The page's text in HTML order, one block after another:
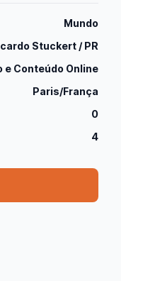
Mundo
Stuckert / PR
Conteúdo Online
Paris/França
0
4